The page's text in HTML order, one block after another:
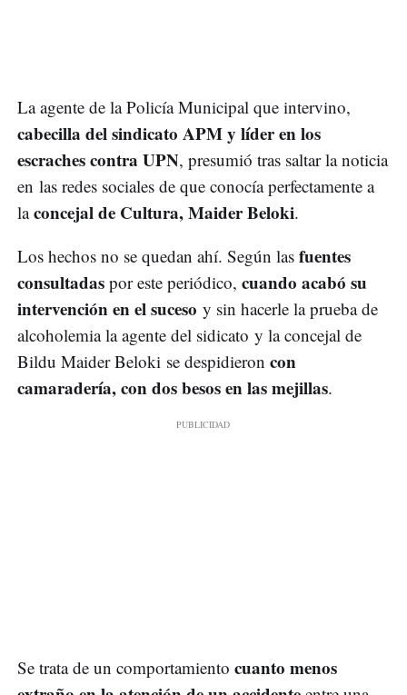
La agente de la Policía Municipal que intervino,
cabecilla del sindicato APM y líder en los
escraches contra UPN, presumió tras saltar la noticia
en las redes sociales de que conocía perfectamente a
laconcejal de Cultura, Maider Beloki.
Los hechos no se quedan ahí. Según las fuentes
consultadas por este periódico, cuando acabó su
intervención en el suceso y sin hacerle la prueba de
alcoholemia la agente del sidicato y la concejal de
Bildu Maider Beloki se despidieron con
camaradería, con dos besos en las mejillas.
Se trata de un comportamiento cuanto menos